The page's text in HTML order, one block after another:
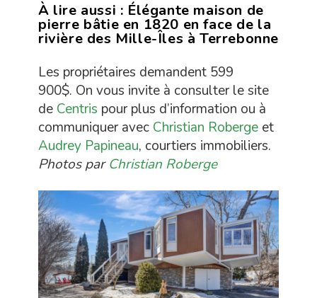
À lire aussi : Élégante maison de
pierre bâtie en 1820 en face de la
rivière des Mille-Îles à Terrebonne
Les propriétaires demandent 599
900$. On vous invite à consulter le site
de Centris pour plus d’information ou à
communiquer avec Christian Roberge et
Audrey Papineau, courtiers immobiliers.
Photos par Christian Roberge